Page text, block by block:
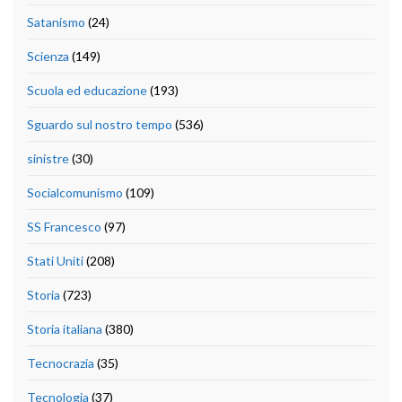
Satanismo (24)
Scienza (149)
Scuola ed educazione(193)
Sguardo sul nostro tempo (536)
sinistre(30)
Socialcomunismo (109)
SS Francesco (97)
Stati Uniti(208)
Storia (723)
Storia italiana (380)
Tecnocrazia (35)
Tecnologia (37)